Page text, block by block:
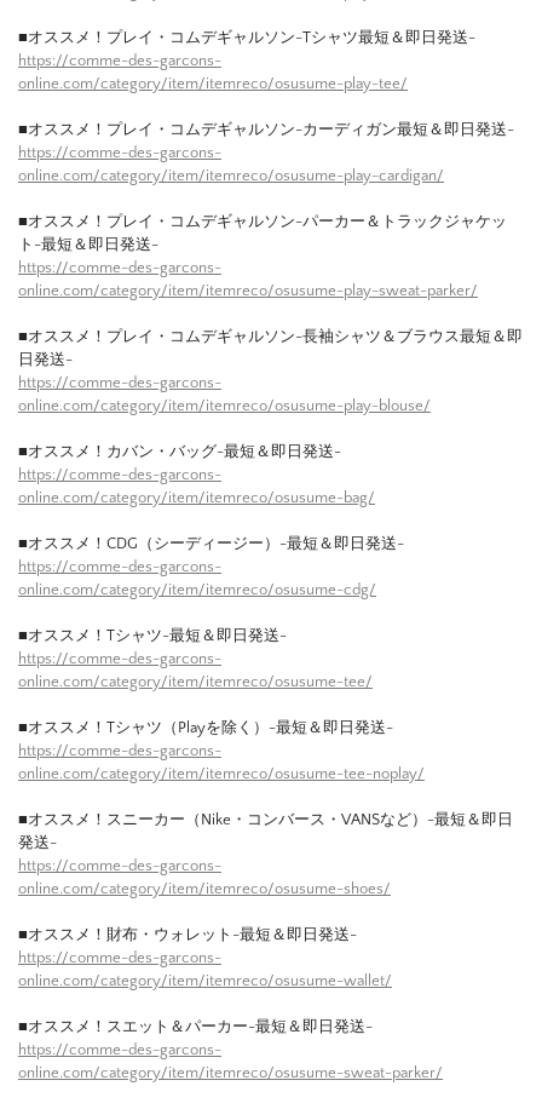
■オススメ！プレイ・コムデギャルソン-Tシャツ最短＆即日発送-
https://comme-des-garcons-
online.com/category/item/itemreco/osusume-play-tee/
■オススメ！プレイ・コムデギャルソン-カーディガン最短＆即日発送-
https://comme-des-garcons-
online.com/category/item/itemreco/osusume-play-cardigan/
■オススメ！プレイ・コムデギャルソン-パーカー＆トラックジャケッ
ト-最短＆即日発送-
https://comme-des-garcons-
online.com/category/item/itemreco/osusume-play-sweat-parker/
■オススメ！プレイ・コムデギャルソン-長袖シャツ＆ブラウス最短＆即
日発送-
https://comme-des-garcons-
online.com/category/item/itemreco/osusume-play-blouse/
■オススメ！カバン・バッグ-最短＆即日発送-
https://comme-des-garcons-
online.com/category/item/itemreco/osusume-bag/
■オススメ！CDG（シーディージー）-最短＆即日発送-
https://comme-des-garcons-
online.com/category/item/itemreco/osusume-cdg/
■オススメ！Tシャツ-最短＆即日発送-
https://comme-des-garcons-
online.com/category/item/itemreco/osusume-tee/
■オススメ！Tシャツ（Playを除く）-最短＆即日発送-
https://comme-des-garcons-
online.com/category/item/itemreco/osusume-tee-noplay/
■オススメ！スニーカー（Nike・コンバース・VANSなど）-最短＆即日
発送-
https://comme-des-garcons-
online.com/category/item/itemreco/osusume-shoes/
■オススメ！財布・ウォレット-最短＆即日発送-
https://comme-des-garcons-
online.com/category/item/itemreco/osusume-wallet/
■オススメ！スエット＆パーカー-最短＆即日発送-
https://comme-des-garcons-
online.com/category/item/itemreco/osusume-sweat-parker/